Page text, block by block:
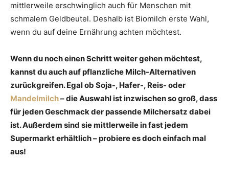
mittlerweile erschwinglich auch für Menschen mit
schmalem Geldbeutel. Deshalb ist Biomilch erste Wahl,
wenn du auf deine Ernährung achten möchtest.
Wenn du noch einen Schritt weiter gehen möchtest,
kannst du auch auf pflanzliche Milch-Alternativen
zurückgreifen. Egal ob Soja-, Hafer-, Reis- oder
Mandelmilch– die Auswahl ist inzwischen so groß, dass
für jeden Geschmack der passende Milchersatz dabei
ist. Außerdem sind sie mittlerweile in fast jedem
Supermarkt erhältlich – probiere es doch einfach mal
aus!